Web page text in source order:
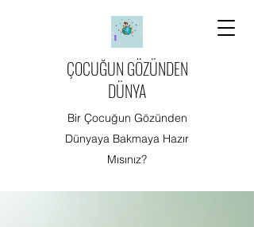
ÇOCUĞUN GÖZÜNDEN
DÜNYA
Bir Çocuğun Gözünden
Dünyaya Bakmaya Hazır
Mısınız?